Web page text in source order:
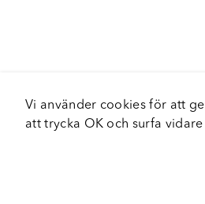
Vi använder cookies för att
att trycka OK och surfa